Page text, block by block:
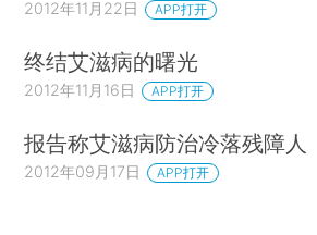
2012年11月22日 APP打开
终结艾滋病的曙光
2012年11月16日 APP打开
报告称艾滋病防治冷落残障人
2012年09月17日 APP打开